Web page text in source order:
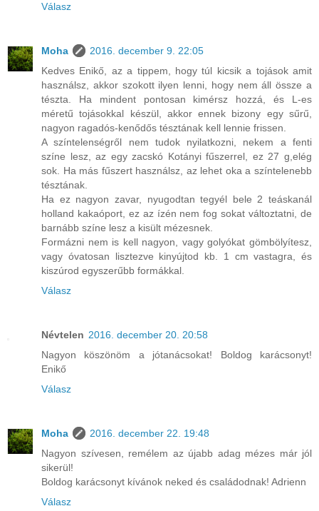
Válasz
Moha
2016. december 9. 22:05
Kedves Enikő, az a tippem, hogy túl kicsik a tojások amit
használsz, akkor szokott ilyen lenni, hogy nem áll össze a
tészta. Ha mindent pontosan kimérsz hozzá, és L-es
méretű tojásokkal készül, akkor ennek bizony egy sűrű,
nagyon ragadós-kenődős tésztának kell lennie frissen.
A színtelenségről nem tudok nyilatkozni, nekem a fenti
színe lesz, az egy zacskó Kotányi fűszerrel, ez 27 g,elég
sok. Ha más fűszert használsz, az lehet oka a színtelenebb
tésztának.
Ha ez nagyon zavar, nyugodtan tegyél bele 2 teáskanál
holland kakaóport, ez az ízén nem fog sokat változtatni, de
barnább színe lesz a kisült mézesnek.
Formázni nem is kell nagyon, vagy golyókat gömbölyítesz,
vagy óvatosan lisztezve kinyújtod kb. 1 cm vastagra, és
kiszúrod egyszerűbb formákkal.
Válasz
Névtelen 2016. december 20. 20:58
Nagyon köszönöm a jótanácsokat! Boldog karácsonyt!
Enikő
Válasz
Moha
2016. december 22. 19:48
Nagyon szívesen, remélem az újabb adag mézes már jól
sikerül!
Boldog karácsonyt kívánok neked és családodnak! Adrienn
Válasz